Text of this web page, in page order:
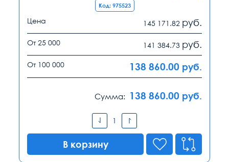
Код: 975523
Цена 145 171.82 руб.
От 25 000 141 384.73 руб.
От 100 000 138 860.00 руб.
Сумма: 138 860.00 руб.
В корзину